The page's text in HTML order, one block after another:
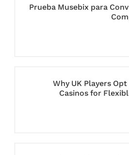
Prueba Musebix para
Why UK Players
Casinos for